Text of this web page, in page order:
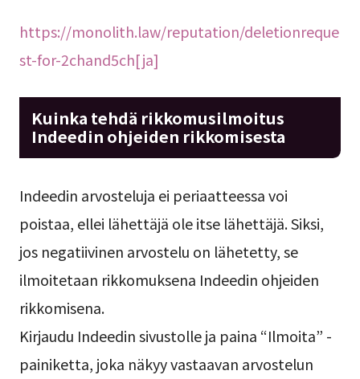
https://monolith.law/reputation/deletionreque
st-for-2chand5ch[ja]
Kuinka tehdä rikkomusilmoitus
Indeedin ohjeiden rikkomisesta
Indeedin arvosteluja ei periaatteessa voi
poistaa, ellei lähettäjä ole itse lähettäjä. Siksi,
jos negatiivinen arvostelu on lähetetty, se
ilmoitetaan rikkomuksena Indeedin ohjeiden
rikkomisena.
Kirjaudu Indeedin sivustolle ja paina “Ilmoita” -
painiketta, joka näkyy vastaavan arvostelun